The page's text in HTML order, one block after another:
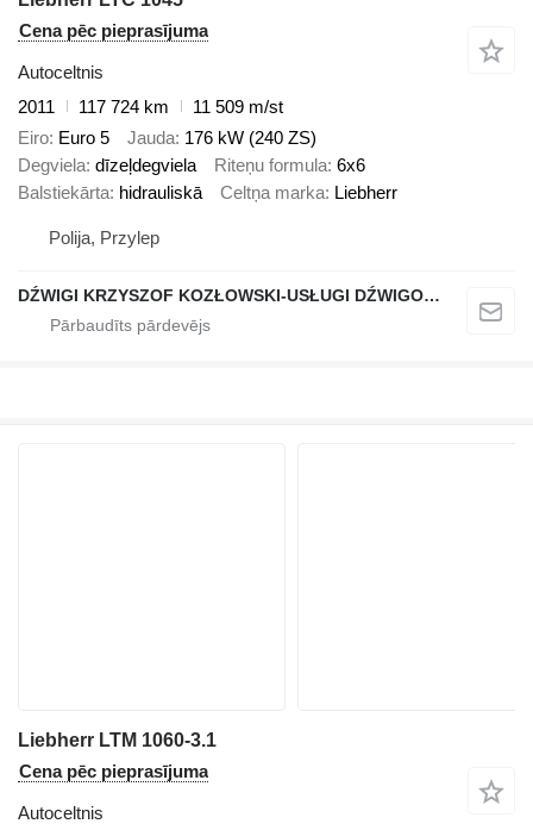
Cena pēc pieprasījuma
Autoceltnis
2011
117 724 km
11 509 m/st
Eiro Euro 5 Jauda 176 kW (240 ZS)
Degviela dīzeļdegviela Riteņu formula 6x6
Balstiekārta hidrauliskā Celtņa marka Liebherr
Polija, Przylep
DŹWIGI KRZYSZOF KOZŁOWSKI-USŁUGI DŹWIGOWE
Liebherr LTM 1060-3.1
Cena pēc pieprasījuma
Autoceltnis